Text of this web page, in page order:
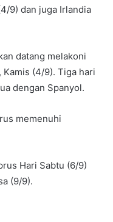
9) dan juga Irlandia
datang melakoni
Kamis (4/9). Tiga hari
dengan Spanyol.
memenuhi
Hari Sabtu (6/9)
(9/9).